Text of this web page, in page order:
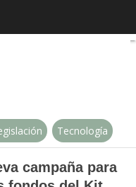
lanza una nueva
Tecnología
campaña para